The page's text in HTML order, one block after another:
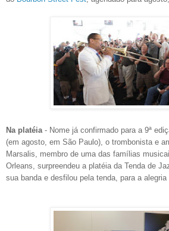
Na platéia - Nome já confirmado para a 9ª
(em agosto, em São Paulo), o trombonista e
Marsalis, membro de uma das famílias
Orleans, surpreendeu a platéia da Tenda de
sua banda e desfilou pela tenda, para a alegria